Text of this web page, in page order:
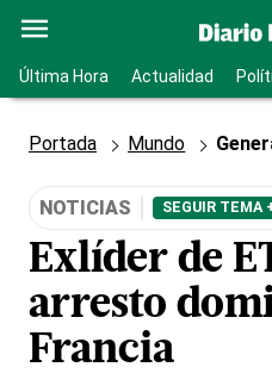
Última Hora Actualidad
Portada Mundo
NOTICIAS SEGUIR TEMA
Exlíder de
arresto
Francia